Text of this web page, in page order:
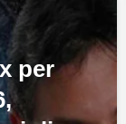
per